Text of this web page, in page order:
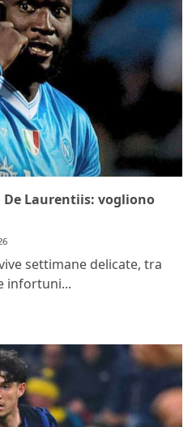
Laurentiis: vogliono
settimane delicate, tra
infortuni...